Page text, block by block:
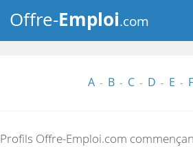
Offre-Emploi.com
A - B - C - D - E - F
Profils Offre-Emploi.com